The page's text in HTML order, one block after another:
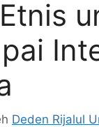
Deden Rijalul